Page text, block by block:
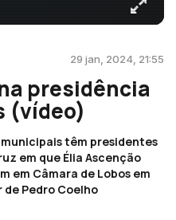
29 jan, 2024, 21:55
presidência
(vídeo)
têm presidentes
em que Élia Ascenção
em Câmara de Lobos em
de Pedro Coelho